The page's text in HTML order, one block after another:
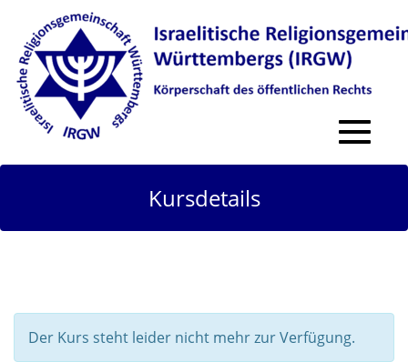
Toggle
Kursdetails
Der Kurs steht leider nicht mehr zur Verfügung.